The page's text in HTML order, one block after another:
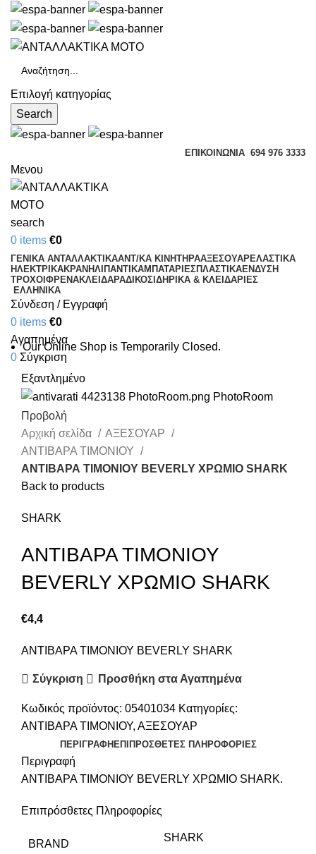
Επιλογή κατηγορίας
Search
ΕΠΙΚΟΙΝΩΝΊΑ 694 976 3333
Μενου
search
0 items €0
ΓΕΝΙΚΑ ΑΝΤΑΛΛΑΚΤΙΚΑΑΝΤ/ΚΑ ΚΙΝΗΤΗΡΑΑΞΕΣΟΥΑΡΕΛΑΣΤΙΚΑ
ΗΛΕΚΤΡΙΚΑΚΡΑΝΗΛΙΠΑΝΤΙΚΑΜΠΑΤΑΡΙΕΣΠΛΑΣΤΙΚΑΕΝΔΥΣΗ
ΤΡΟΧΟΙ ΦΡΕΝΑΚΛΕΙΔΑΡΑΔΙΚΟΣΙΔΗΡΙΚΑ & ΚΛΕΙΔΑΡΙΕΣ
ΕΛΛΗΝΙΚΆ
Σύνδεση / Εγγραφή
0 items €0
Αγαπημένα
0 Σύγκριση
Our Online Shop is Temporarily Closed.
Εξαντλημένο
Προβολή
Αρχική σελίδα
ΑΞΕΣΟΥΑΡ
ΑΝΤΙΒΑΡΑ ΤΙΜΟΝΙΟΥ
ΑΝΤΙΒΑΡΑ ΤΙΜΟΝΙΟΥ BEVERLY ΧΡΩΜΙΟ SHARK
Back to products
SHARK
ΑΝΤΙΒΑΡΑ ΤΙΜΟΝΙΟΥ
BEVERLY ΧΡΩΜΙΟ SHARK
€4,4
ΑΝΤΙΒΑΡΑ ΤΙΜΟΝΙΟΥ BEVERLY SHARK
Σύγκριση Προσθήκη στα Αγαπημένα
Κωδικός προϊόντος: 05401034 Κατηγορίες:
ΑΝΤΙΒΑΡΑ ΤΙΜΟΝΙΟΥ, ΑΞΕΣΟΥΑΡ
ΠΕΡΙΓΡΑΦΉΕΠΙΠΡΌΣΘΕΤΕΣ ΠΛΗΡΟΦΟΡΊΕΣ
Περιγραφή
ΑΝΤΙΒΑΡΑ ΤΙΜΟΝΙΟΥ BEVERLY ΧΡΩΜΙΟ SHARK.
Επιπρόσθετες Πληροφορίες
BRAND
SHARK